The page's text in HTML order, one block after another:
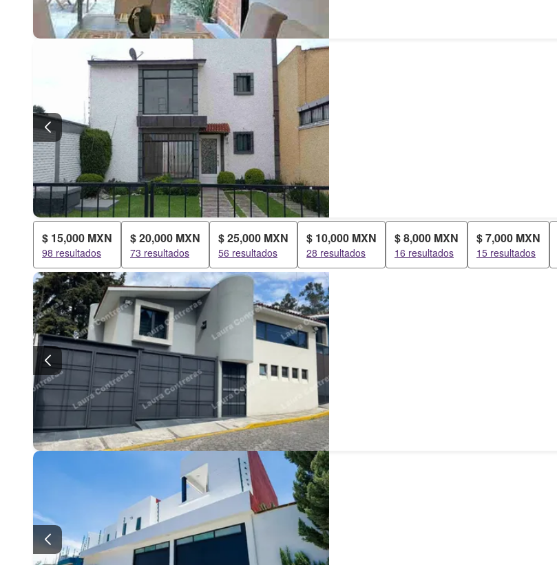
$ 15,000 MXN
98 resultados
$ 20,000 MXN
73 resultados
$ 25,000 MXN
56 resultados
$ 10,000 MXN
28 resultados
$ 8,000 MXN
16 resultados
$ 7,000 MXN
15 resultados